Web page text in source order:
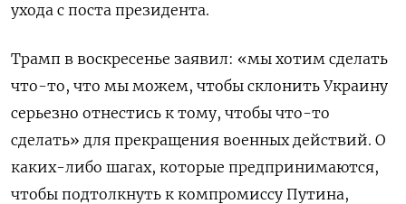
ухода с поста президента.
Трамп в воскресенье заявил: «мы хотим сделать
что-то, что мы можем, чтобы склонить Украину
серьезно отнестись к тому, чтобы что-то
сделать» для прекращения военных действий. О
каких-либо шагах, которые предпринимаются,
чтобы подтолкнуть к компромиссу Путина,